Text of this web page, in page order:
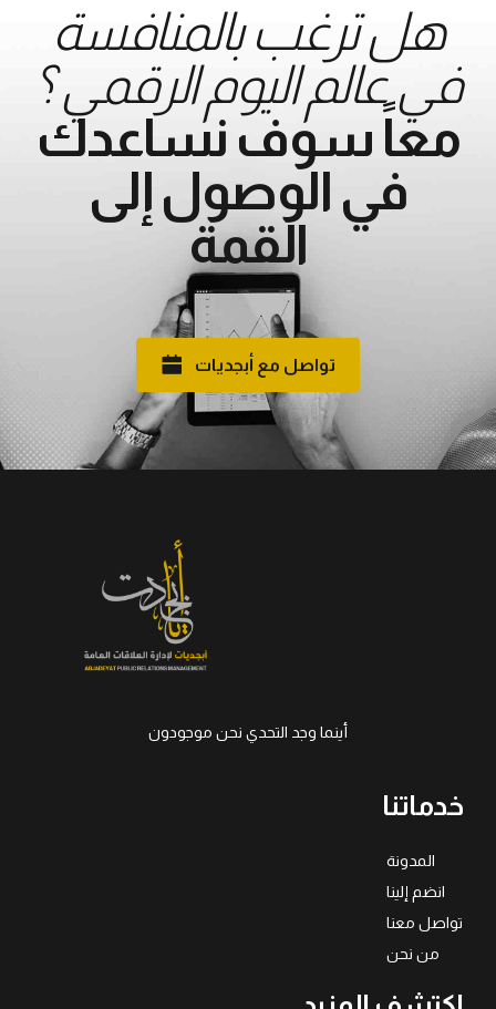
هل ترغب بالمنافسة
في عالم اليوم الرقمي ؟
معاً سوف نساعدك
في الوصول إلى
القمة
تواصل مع أبجديات
أينما وجد التحدي نحن موجودون
خدماتنا
المدونة
انضم إلينا
تواصل معنا
من نحن